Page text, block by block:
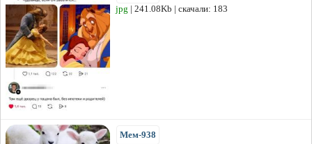
jpg | 241.08Kb | скачали: 183
Мем-938